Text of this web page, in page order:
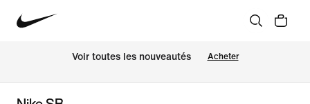
Voir toutes les nouveautés Acheter